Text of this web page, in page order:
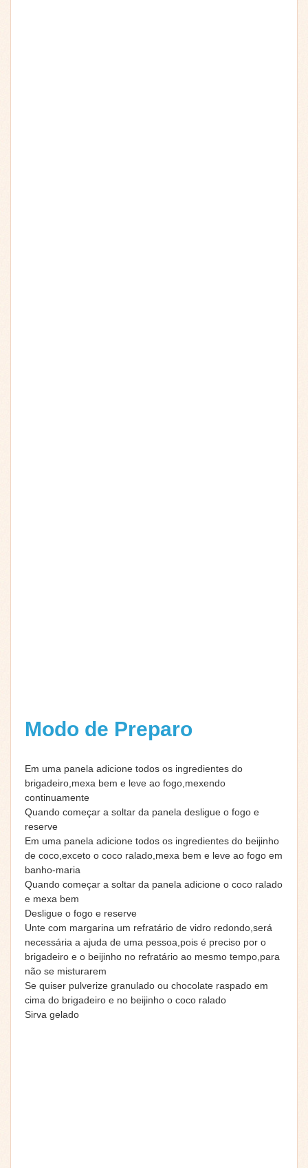
Modo de Preparo
Em uma panela adicione todos os ingredientes do
brigadeiro,mexa bem e leve ao fogo,mexendo
continuamente
Quando começar a soltar da panela desligue o fogo e
reserve
Em uma panela adicione todos os ingredientes do beijinho
de coco,exceto o coco ralado,mexa bem e leve ao fogo em
banho-maria
Quando começar a soltar da panela adicione o coco ralado
e mexa bem
Desligue o fogo e reserve
Unte com margarina um refratário de vidro redondo,será
necessária a ajuda de uma pessoa,pois é preciso por o
brigadeiro e o beijinho no refratário ao mesmo tempo,para
não se misturarem
Se quiser pulverize granulado ou chocolate raspado em
cima do brigadeiro e no beijinho o coco ralado
Sirva gelado